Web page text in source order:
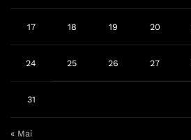
17 18 19 20
24 25 26 27
31
« Mai